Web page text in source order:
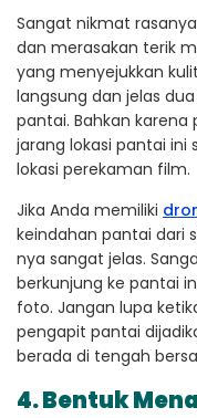
Sangat nikmat
dan merasakan terik
yang menyejukkan
langsung dan jelas
pantai. Bahkan
jarang lokasi pantai ini
lokasi perekaman film.
Jika Anda memiliki
keindahan pantai dari
nya sangat jelas.
berkunjung ke pantai
foto. Jangan lupa
pengapit pantai
berada di tengah
4. Bentuk